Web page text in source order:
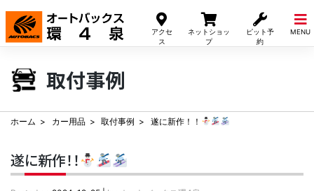
アクセ
ス
ネットショッ
プ
ピット予
約
MENU
Skip
content
取付事例
ホーム カー用品 取付事例 遂に新作！！
遂に新作！！